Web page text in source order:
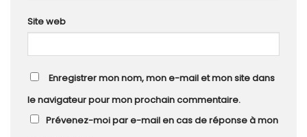
Site web
Enregistrer mon nom, mon e-mail et mon site dans
le navigateur pour mon prochain commentaire.
Prévenez-moi par e-mail en cas de réponse à mon